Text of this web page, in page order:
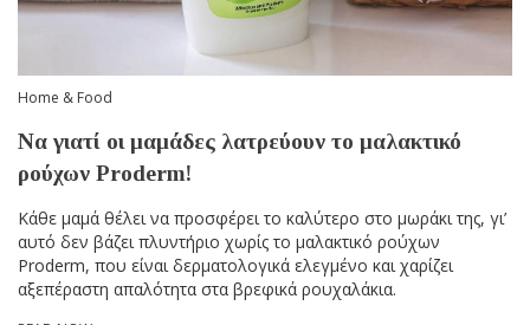
Home & Food
Να γιατί οι μαμάδες λατρεύουν το μαλακτικό
ρούχων Proderm!
Κάθε μαμά θέλει να προσφέρει το καλύτερο στο μωράκι της, γι’
αυτό δεν βάζει πλυντήριο χωρίς το μαλακτικό ρούχων
Proderm, που είναι δερματολογικά ελεγμένο και χαρίζει
αξεπέραστη απαλότητα στα βρεφικά ρουχαλάκια.